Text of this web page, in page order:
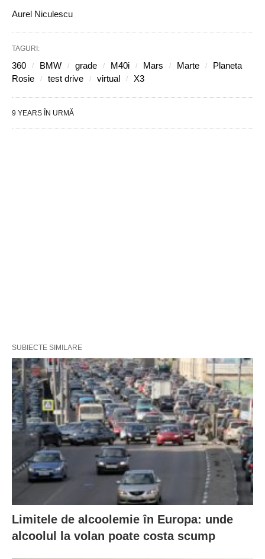
Aurel Niculescu
TAGURI:
360 BMW grade M40i Mars Marte
Planeta
Rosie
test drive virtual X3
9 YEARS ÎN URMĂ
SUBIECTE SIMILARE
Limitele de alcoolemie în Europa: unde
alcoolul la volan poate costa scump